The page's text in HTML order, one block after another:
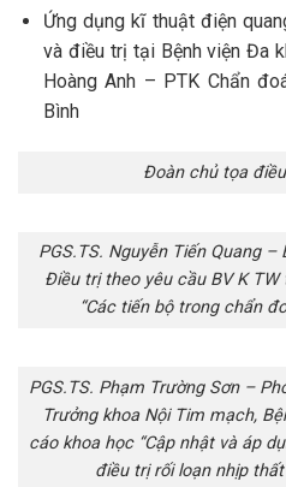
Ứng dụng kĩ thuật điện
và điều trị tại Bệnh viện Đa
Hoàng Anh – PTK Chẩn
Bình
Đoàn chủ tọa
PGS.TS. Nguyễn Tiến Quang
Điều trị theo yêu cầu BV K
“Các tiến bộ trong chẩn
PGS.TS. Phạm Trường Sơn –
Trưởng khoa Nội Tim mạch,
cáo khoa học “Cập nhật và áp
điều trị rối loạn nhịp